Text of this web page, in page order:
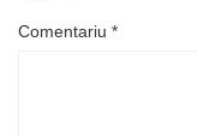
Comentariu *